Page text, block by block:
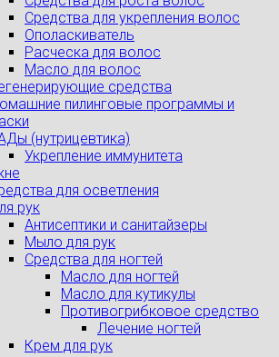
Средства для укрепления волос
Ополаскиватель
Расческа для волос
Масло для волос
средства
пилинговые программы и
(нутрицевтика)
Укрепление иммунитета
для осветления
рук
Антисептики и санитайзеры
Мыло для рук
Средства для ногтей
Масло для ногтей
Масло для кутикулы
Противогрибковое средство
Лечение ногтей
Крем для рук